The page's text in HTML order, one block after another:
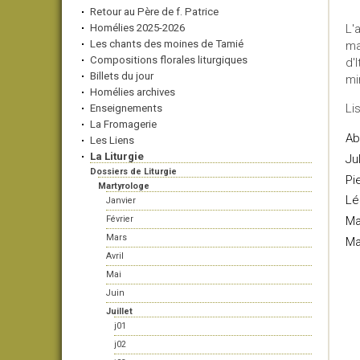
Retour au Père de f. Patrice
Homélies 2025-2026
Les chants des moines de Tamié
Compositions florales liturgiques
Billets du jour
Homélies archives
Enseignements
La Fromagerie
Les Liens
La Liturgie
Dossiers de Liturgie
Martyrologe
Janvier
Février
Mars
Avril
Mai
Juin
Juillet
j01
j02